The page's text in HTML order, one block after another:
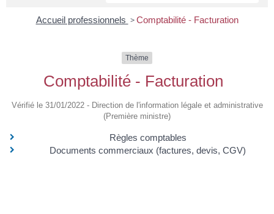
Accueil professionnels > Comptabilité - Facturation
Thème
Comptabilité - Facturation
Vérifié le 31/01/2022 - Direction de l'information légale et administrative
(Première ministre)
Règles comptables
Documents commerciaux (factures, devis, CGV)